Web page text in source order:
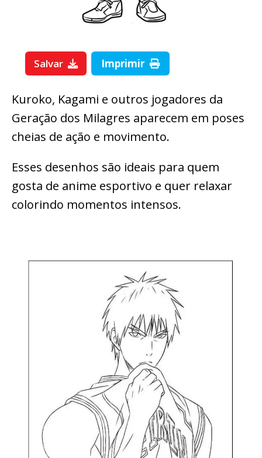
Salvar Imprimir
Kuroko, Kagami e outros jogadores da
Geração dos Milagres aparecem em poses
cheias de ação e movimento.
Esses desenhos são ideais para quem
gosta de anime esportivo e quer relaxar
colorindo momentos intensos.